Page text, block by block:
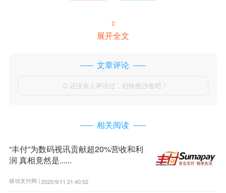

展开全文
文章评论
 还没有人评论过，赶快抢沙发吧！
相关阅读
“丰付”为数码视讯贡献超20%营收和利
润 真相竟然是......
移动支付网 | 2020/9/11 21:40:52